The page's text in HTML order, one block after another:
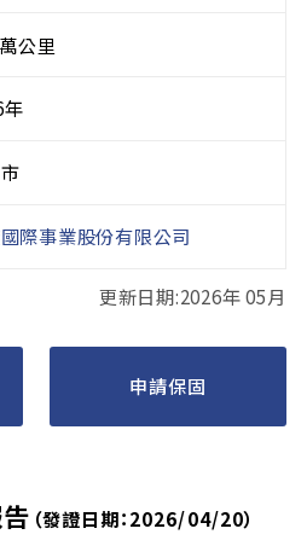
公里
年
際事業股份有限公司
更新日期:2026年 05月
申請保固
（發證日期：2026/04/20）